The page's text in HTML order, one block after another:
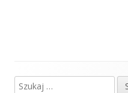
Główny
Szukaj: